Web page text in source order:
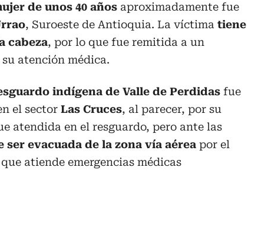
de unos 40 años aproximadamente fue
, Suroeste de Antioquia. La víctima tiene
cabeza, por lo que fue remitida a un
atención médica.
indígena de Valle de Perdidas fue
el sector Las Cruces, al parecer, por su
atendida en el resguardo, pero ante las
ser evacuada de la zona vía aérea por el
atiende emergencias médicas